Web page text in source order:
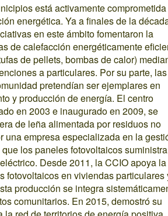
está activamente
energética. Ya a finales de la
en este ámbito fomentaron la
de calefacción energéticamente
de pellets, bombas de calor)
a particulares. Por su parte, las
pretendían ser ejemplares en
y producción de energía. El centro
en 2003 e inaugurado en 2009, se
de leña alimentada por residuos no
una empresa especializada en la
los paneles fotovoltaicos
Desde 2011, la CCIO apoya la
fotovoltaicos en viviendas particulares
producción se integra
comunitarios. En 2015, demostró su